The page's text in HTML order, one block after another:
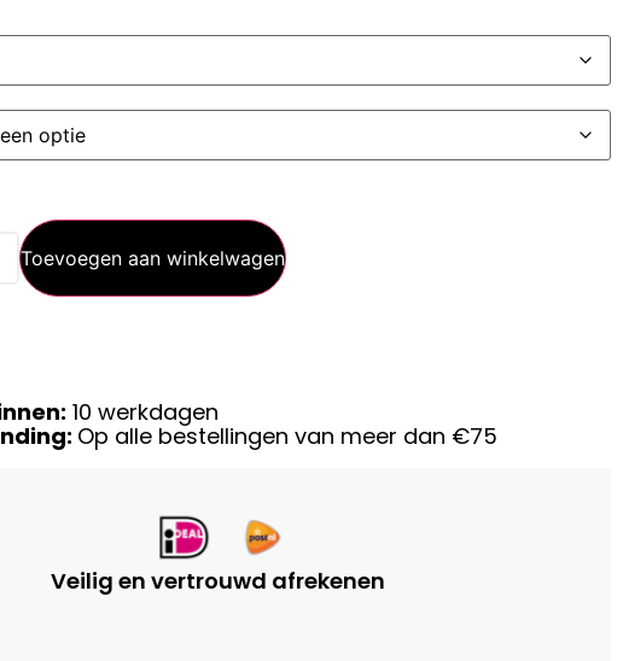
Toevoegen aan winkelwagen
10 werkdagen
Op alle bestellingen van meer dan €75
Veilig en vertrouwd afrekenen